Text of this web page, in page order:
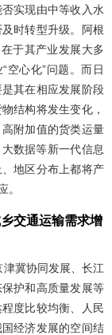
实现由中等收入水
时转型升级。阿根
于其产业发展大多
空心化”问题。而日
其在相应发展阶段
结构将发生变化，
附加值的货类运量
数据等新一代信息
地区分布上都将产
。
交通运输需求增
津冀协同发展、长江
护和高质量发展等
度比较均衡、人民
经济发展的空间结